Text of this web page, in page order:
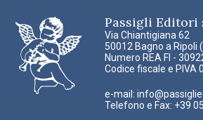
Passigli Editori
Via Chiantigiana 62
50012 Bagno a Ripoli
Numero REA FI -
Codice fiscale e PIVA
e-mail:
Telefono e Fax: +39